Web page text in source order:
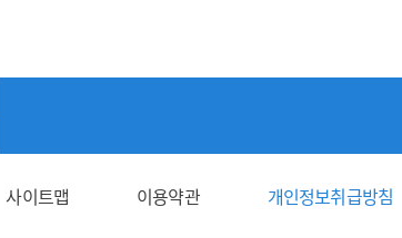
사이트맵 이용약관 개인정보취급방침